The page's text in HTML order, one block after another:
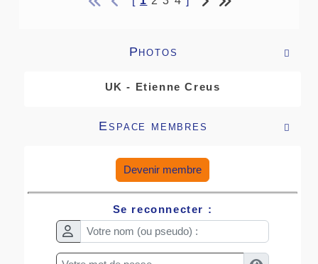

Photos
UK - Etienne Creus

Espace membres
Devenir membre
Se reconnecter :